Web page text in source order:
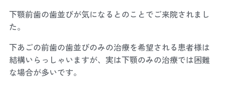
下顎前歯の歯並びが気になるとのことでご来院されまし
た。
下あごの前歯の歯並びのみの治療を希望される患者様は
結構いらっしゃいますが、実は下顎のみの治療では困難
な場合が多いです。